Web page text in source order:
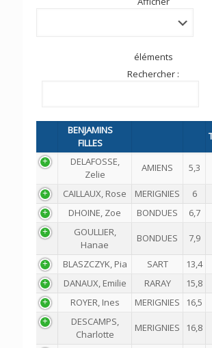
éléments
Rechercher :
BENJAMINS
FILLES
DELAFOSSE,
Zelie
AMIENS 5,3
CAILLAUX, Rose MERIGNIES
6
DHOINE, Zoe
BONDUES
6,7
GOULLIER,
Hanae
BONDUES 7,9
BLASZCZYK, Pia SART
13,4
DANAUX, Emilie
RARAY
15,8
ROYER, Ines
MERIGNIES
16,5
DESCAMPS,
Charlotte
MERIGNIES 16,8